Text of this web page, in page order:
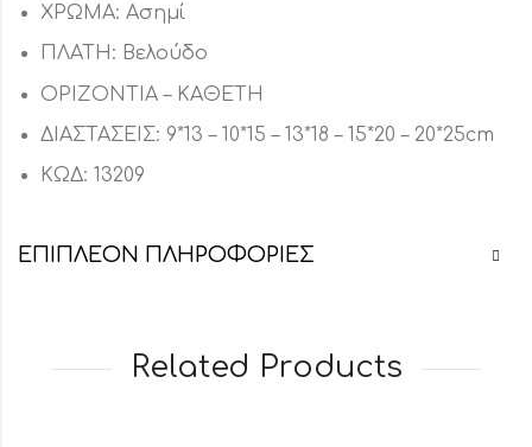
ΧΡΩΜΑ: Ασημί
ΠΛΑΤΗ: Βελούδο
ΟΡΙΖΟΝΤΙΑ – ΚΑΘΕΤΗ
ΔΙΑΣΤΑΣΕΙΣ: 9*13 – 10*15 – 13*18 – 15*20 – 20*25cm
ΚΩΔ: 13209
ΕΠΙΠΛΈΟΝ ΠΛΗΡΟΦΟΡΊΕΣ
Related Products